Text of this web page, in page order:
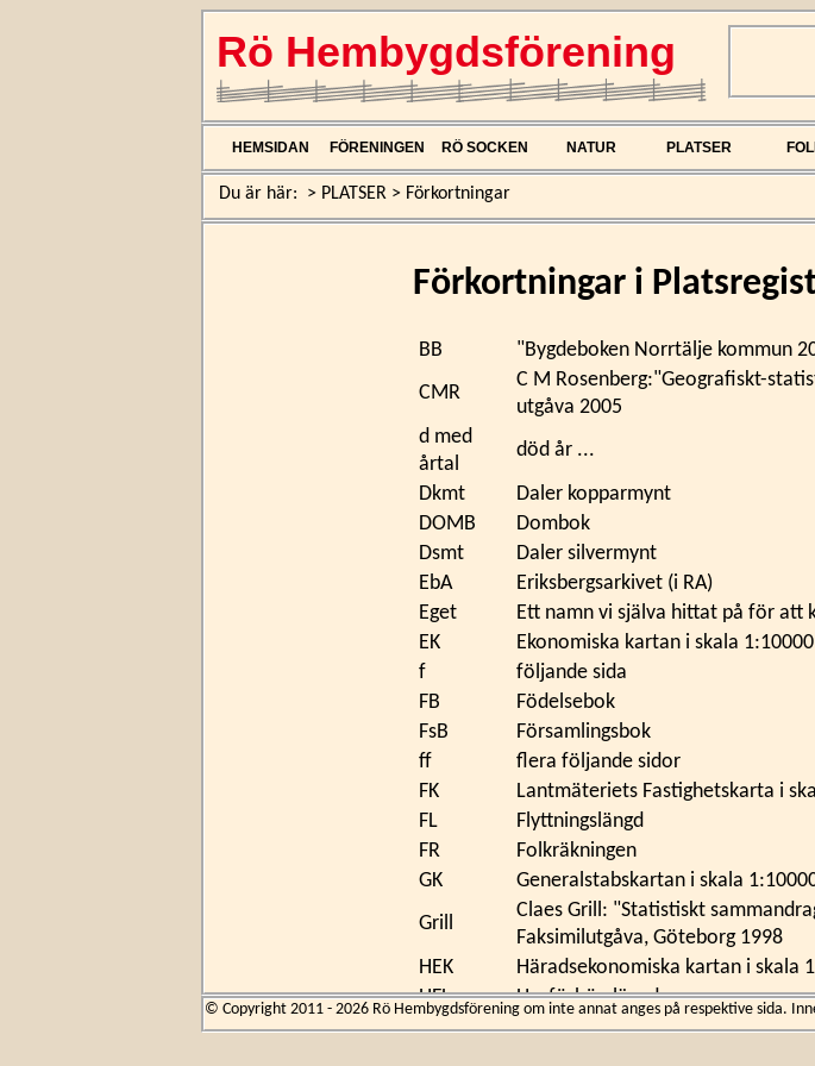
Rö Hembygdsförening
HEMSIDAN FÖRENINGEN RÖ SOCKEN NATUR PLATSER
Du är här: > PLATSER > Förkortningar
Förkortningar i
BB
"Bygdeboken Norrtälje kommun
CMR
C M Rosenberg:"Geografiskt-
utgåva 2005
d med
årtal
död år ...
Dkmt
Daler kopparmynt
DOMB
Dombok
Dsmt
Daler silvermynt
EbA
Eriksbergsarkivet (i RA)
Eget
Ett namn vi själva hittat på för att
EK
Ekonomiska kartan i skala
f
följande sida
FB
Födelsebok
FsB
Församlingsbok
ff
flera följande sidor
FK
Lantmäteriets Fastighetskarta i
FL
Flyttningslängd
FR
Folkräkningen
GK
Generalstabskartan i skala
Grill
Claes Grill: "Statistiskt
Faksimilutgåva, Göteborg 1998
HEK
Häradsekonomiska kartan i skala
HFL
Husförhörslängd
HLL
Hjonelagslängd
© Copyright 2011 - 2026 Rö Hembygdsförening om inte annat anges på respektive sida.